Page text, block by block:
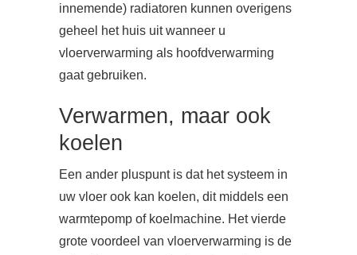
innemende) radiatoren kunnen overigens
geheel het huis uit wanneer u
vloerverwarming als hoofdverwarming
gaat gebruiken.
Verwarmen, maar ook
koelen
Een ander pluspunt is dat het systeem in
uw vloer ook kan koelen, dit middels een
warmtepomp of koelmachine. Het vierde
grote voordeel van vloerverwarming is de